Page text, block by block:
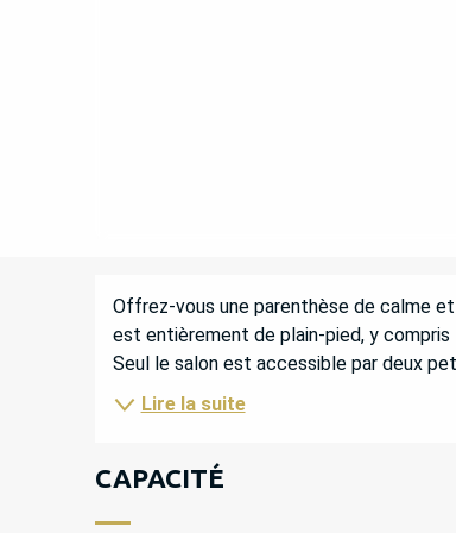
DESCRIPTION
Offrez-vous une parenthèse de calme
est entièrement de plain-pied, y
Seul le salon est accessible par deux
Lire la suite
CAPACITÉ